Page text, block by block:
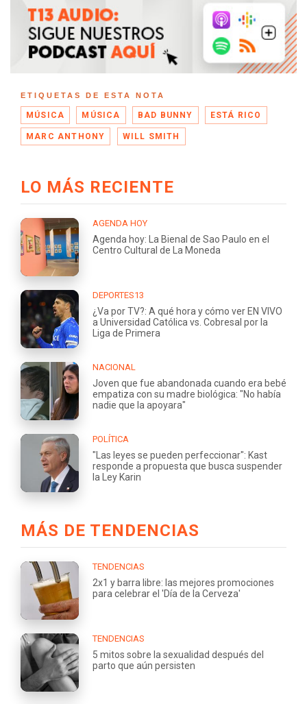
ETIQUETAS DE ESTA NOTA
MÚSICA MÚSICA BAD BUNNY ESTÁ RICO
MARC ANTHONY WILL SMITH
LO MÁS RECIENTE
AGENDA HOY
Agenda hoy: La Bienal de Sao Paulo en el
Centro Cultural de La Moneda
DEPORTES13
¿Va por TV?: A qué hora y cómo ver EN VIVO
a Universidad Católica vs. Cobresal por la
Liga de Primera
NACIONAL
Joven que fue abandonada cuando era bebé
empatiza con su madre biológica: "No había
nadie que la apoyara"
POLÍTICA
"Las leyes se pueden perfeccionar": Kast
responde a propuesta que busca suspender
la Ley Karin
MÁS DE TENDENCIAS
TENDENCIAS
2x1 y barra libre: las mejores promociones
para celebrar el 'Día de la Cerveza'
TENDENCIAS
5 mitos sobre la sexualidad después del
parto que aún persisten